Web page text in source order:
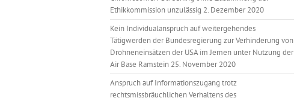
Ethikkommission unzulässig 2. Dezember 2020
Kein Individualanspruch auf weitergehendes
Tätigwerden der Bundesregierung zur Verhinderung von
Drohneneinsätzen der USA im Jemen unter Nutzung der
Air Base Ramstein 25. November 2020
Anspruch auf Informationszugang trotz
rechtsmissbräuchlichen Verhaltens des